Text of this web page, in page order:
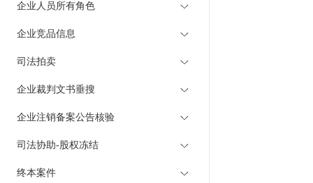
企业人员所有角色
企业竞品信息
司法拍卖
企业裁判文书垂搜
企业注销备案公告核验
司法协助-股权冻结
终本案件